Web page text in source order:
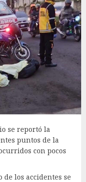
se reportó la
puntos de la
con pocos
los accidentes se